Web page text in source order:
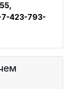
423-793-